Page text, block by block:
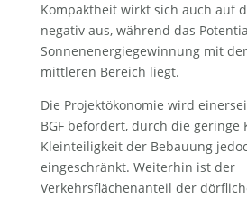
Kompaktheit wirkt sich auch auf
negativ aus, während das
Sonnenenergiegewinnung mit
mittleren Bereich liegt.
Die Projektökonomie wird
BGF befördert, durch die geringe
Kleinteiligkeit der Bebauung
eingeschränkt. Weiterhin ist der
Verkehrsflächenanteil der